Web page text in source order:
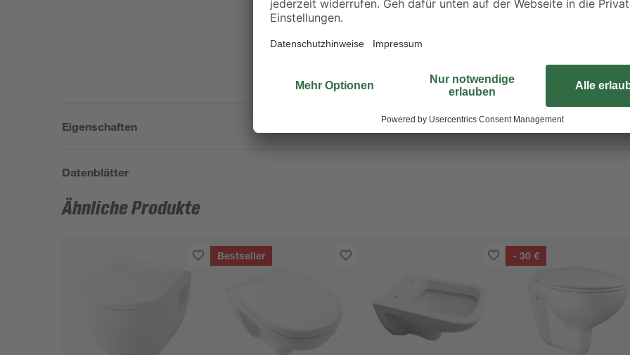
die Absenkautomatik schließt er
beträgt standardmäßig 18 cm.
der Abgang des WCs
Wandanschluss. Hol dir jetzt
In unserem Ratgeber findest du
Toilette.
Eigenschaften
Datenblätter
Ähnliche Produkte
Bestseller - 30 €